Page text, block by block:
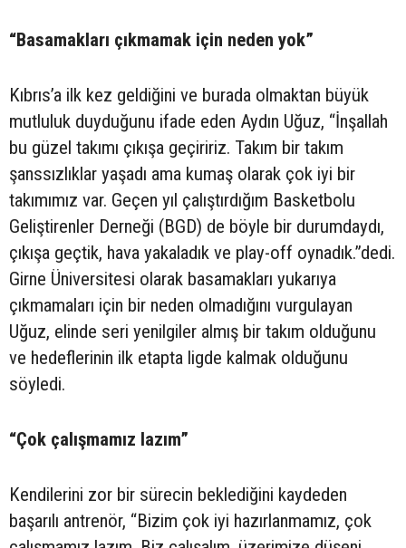
“Basamakları çıkmamak için neden yok”
Kıbrıs’a ilk kez geldiğini ve burada olmaktan büyük
mutluluk duyduğunu ifade eden Aydın Uğuz, “İnşallah
bu güzel takımı çıkışa geçiririz. Takım bir takım
şanssızlıklar yaşadı ama kumaş olarak çok iyi bir
takımımız var. Geçen yıl çalıştırdığım Basketbolu
Geliştirenler Derneği (BGD) de böyle bir durumdaydı,
çıkışa geçtik, hava yakaladık ve play-off oynadık.”dedi.
Girne Üniversitesi olarak basamakları yukarıya
çıkmamaları için bir neden olmadığını vurgulayan
Uğuz, elinde seri yenilgiler almış bir takım olduğunu
ve hedeflerinin ilk etapta ligde kalmak olduğunu
söyledi.
“Çok çalışmamız lazım”
Kendilerini zor bir sürecin beklediğini kaydeden
başarılı antrenör, “Bizim çok iyi hazırlanmamız, çok